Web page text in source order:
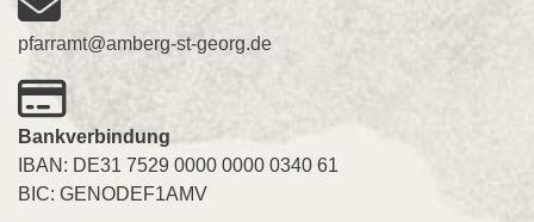
pfarramt@amberg-st-georg.de
Bankverbindung
IBAN: DE31 7529 0000 0000 0340 61
BIC: GENODEF1AMV